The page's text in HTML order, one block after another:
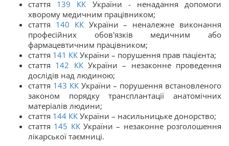
стаття 139 КК України - ненадання допомоги
хворому медичним працівником;
стаття 140 ККУкраїни – неналежне виконання
професійних обов'язків медичним або
фармацевтичним працівником;
стаття 141 КК України – порушення прав пацієнта;
стаття 142 ККУкраїни – незаконне проведення
дослідів над людиною;
стаття 143 ККУкраїни – порушення встановленого
законом порядку трансплантації анатомічних
матеріалів людини;
стаття 144 КК України – насильницьке донорство;
стаття 145 ККУкраїни – незаконне розголошення
лікарської таємниці.